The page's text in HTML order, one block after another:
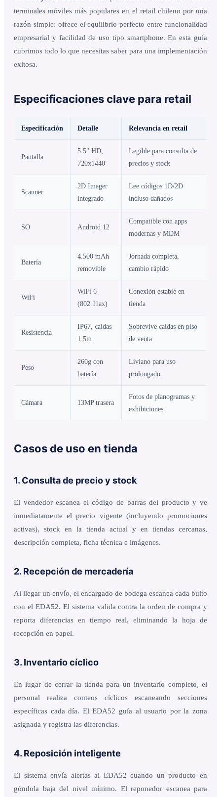
terminales móviles más populares en el retail chileno por una
razón simple: ofrece el equilibrio perfecto entre funcionalidad
empresarial y facilidad de uso tipo smartphone. En esta guía
cubrimos todo lo que necesitas saber para una implementación
exitosa.
Especificaciones clave para retail
Especificación Detalle Relevancia en retail
Pantalla
5.5" HD,
720x1440
Legible para consulta de
precios y stock
Scanner
2D Imager
integrado
Lee códigos 1D/2D
incluso dañados
SO Android 12
Compatible con apps
modernas y MDM
Batería
4.500 mAh
removible
Jornada completa,
cambio rápido
WiFi
WiFi 6
(802.11ax)
Conexión estable en
tienda
Resistencia
IP67, caídas
1.5m
Sobrevive caídas en piso
de venta
Peso
260g con
batería
Liviano para uso
prolongado
Cámara 13MP trasera
Fotos de planogramas y
exhibiciones
Casos de uso en tienda
1. Consulta de precio y stock
El vendedor escanea el código de barras del producto y ve
inmediatamente el precio vigente (incluyendo promociones
activas), stock en la tienda actual y en tiendas cercanas,
descripción completa, ficha técnica e imágenes.
2. Recepción de mercadería
Al llegar un envío, el encargado de bodega escanea cada bulto
con el EDA52. El sistema valida contra la orden de compra y
reporta diferencias en tiempo real, eliminando la hoja de
recepción en papel.
3. Inventario cíclico
En lugar de cerrar la tienda para un inventario completo, el
personal realiza conteos cíclicos escaneando secciones
específicas cada día. El EDA52 guía al usuario por la zona
asignada y registra las diferencias.
4. Reposición inteligente
El sistema envía alertas al EDA52 cuando un producto en
góndola baja del nivel mínimo. El reponedor escanea para